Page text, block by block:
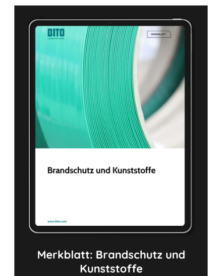
Merkblatt: Brandschutz und
Kunststoffe